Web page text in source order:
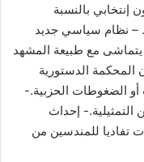
إنتخابي بالنسبة
– نظام سياسي جديد
يتماشى مع طبيعة المشهد
المحكمة الدستورية
أو الضغوطات الحزبية.-
التمثيلية.- إحداث
للمندسين من